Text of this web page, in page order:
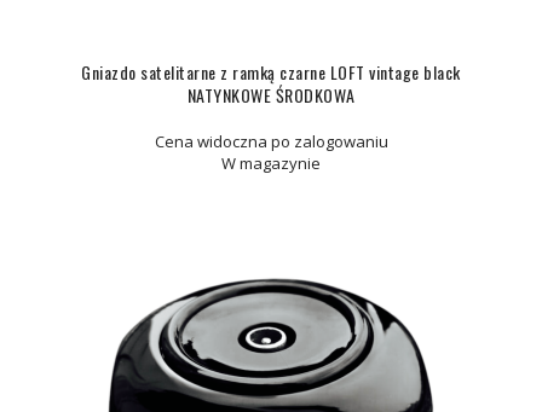
Gniazdo satelitarne z ramką czarne LOFT vintage black
NATYNKOWE ŚRODKOWA
Cena widoczna po zalogowaniu
W magazynie